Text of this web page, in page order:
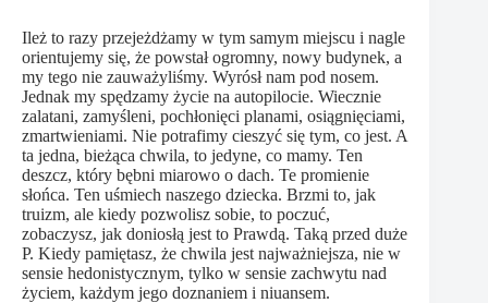
Ileż to razy przejeżdżamy w tym samym miejscu i nagle
orientujemy się, że powstał ogromny, nowy budynek, a
my tego nie zauważyliśmy. Wyrósł nam pod nosem.
Jednak my spędzamy życie na autopilocie. Wiecznie
zalatani, zamyśleni, pochłonięci planami, osiągnięciami,
zmartwieniami. Nie potrafimy cieszyć się tym, co jest. A
ta jedna, bieżąca chwila, to jedyne, co mamy. Ten
deszcz, który bębni miarowo o dach. Te promienie
słońca. Ten uśmiech naszego dziecka. Brzmi to, jak
truizm, ale kiedy pozwolisz sobie, to poczuć,
zobaczysz, jak doniosłą jest to Prawdą. Taką przed duże
P. Kiedy pamiętasz, że chwila jest najważniejsza, nie w
sensie hedonistycznym, tylko w sensie zachwytu nad
życiem, każdym jego doznaniem i niuansem.